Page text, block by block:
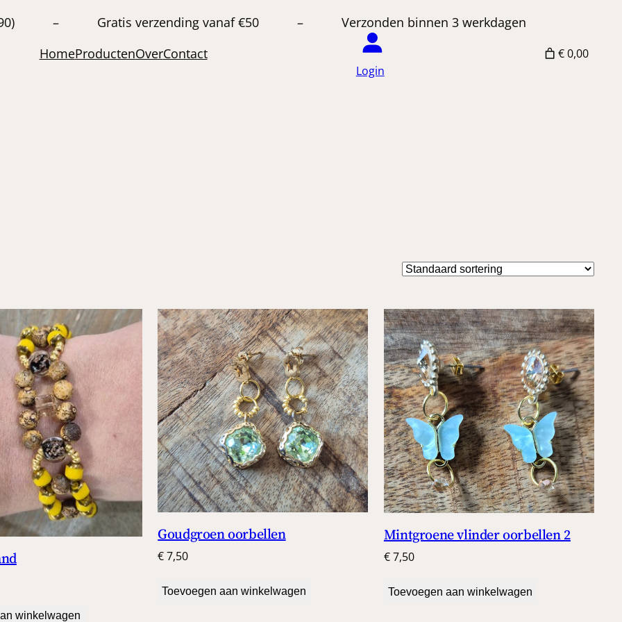
– Gratis verzending vanaf €50 – Verzonden binnen 3 werkdagen
HomeProductenOverContact
Login
€ 0,00
winkelwagen
Goudgroen oorbellen
€7,50
Toevoegen aan winkelwagen
Mintgroene vlinder oorbellen 2
€7,50
Toevoegen aan winkelwagen